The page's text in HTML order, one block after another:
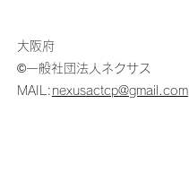
​大阪府
©一般社団法人ネクサス
MAIL: nexusactcp@gmail.com